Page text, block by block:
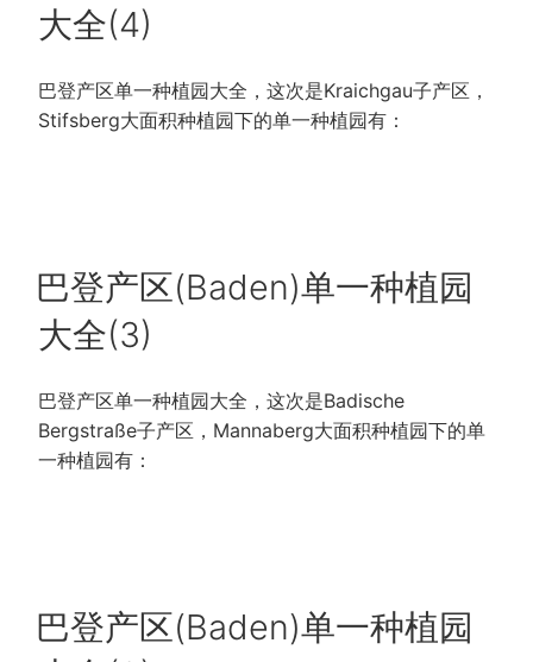
大全(4)
巴登产区单一种植园大全，这次是Kraichgau子产区，
Stifsberg大面积种植园下的单一种植园有：
POSTED
ON
巴登产区(Baden)单一种植园
大全(3)
巴登产区单一种植园大全，这次是Badische
Bergstraße子产区，Mannaberg大面积种植园下的单
一种植园有：
POSTED
ON
巴登产区(Baden)单一种植园